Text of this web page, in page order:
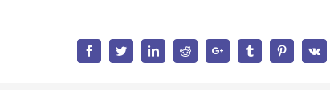
FacebookTwitterLinkedInReddit Google+ Tumblr PinterestVk